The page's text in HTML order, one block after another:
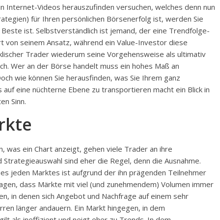
Internet-Videos herauszufinden versuchen, welches denn nun
für Ihren persönlichen Börsenerfolg ist, werden Sie
ist. Selbstverständlich ist jemand, der eine Trendfolge-
seinem Ansatz, während ein Value-Investor diese
Trader wiederum seine Vorgehensweise als ultimativ
Wer an der Börse handelt muss ein hohes Maß an
wie können Sie herausfinden, was Sie Ihrem ganz
eine nüchterne Ebene zu transportieren macht ein Blick in
Sinn.
was ein Chart anzeigt, gehen viele Trader an ihre
sind eher die Regel, denn die Ausnahme.
jeden Marktes ist aufgrund der ihn prägenden Teilnehmer
dass Märkte mit viel (und zunehmendem) Volumen immer
in denen sich Angebot und Nachfrage auf einem sehr
länger andauern. Ein Markt hingegen, in dem